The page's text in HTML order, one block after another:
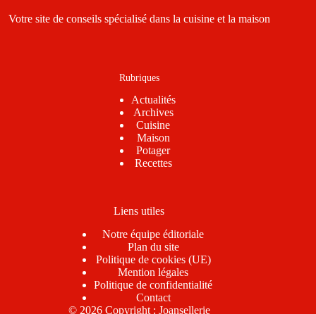
Votre site de conseils spécialisé dans la cuisine et la maison
Rubriques
Actualités
Archives
Cuisine
Maison
Potager
Recettes
Liens utiles
Notre équipe éditoriale
Plan du site
Politique de cookies (UE)
Mention légales
Politique de confidentialité
Contact
© 2026 Copyright : Joansellerie